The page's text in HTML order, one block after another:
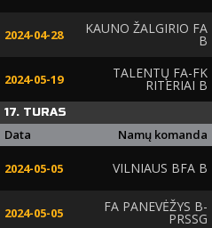
2024-04-28 KAUNO ŽALGIRIO FA
B
2024-05-19 TALENTŲ FA-FK
RITERIAI B
17. TURAS
Data Namų komanda
2024-05-05 VILNIAUS BFA B
2024-05-05 FA PANEVĖŽYS B-
PRSSG